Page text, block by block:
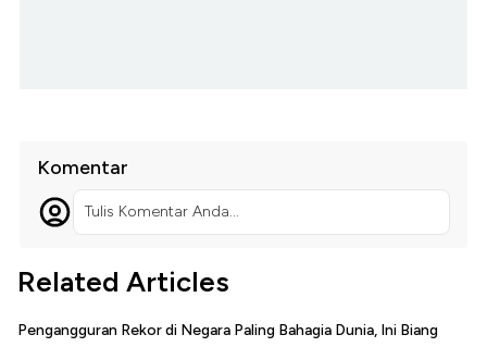
Komentar
Tulis Komentar Anda...
Related Articles
Pengangguran Rekor di Negara Paling Bahagia Dunia, Ini Biang